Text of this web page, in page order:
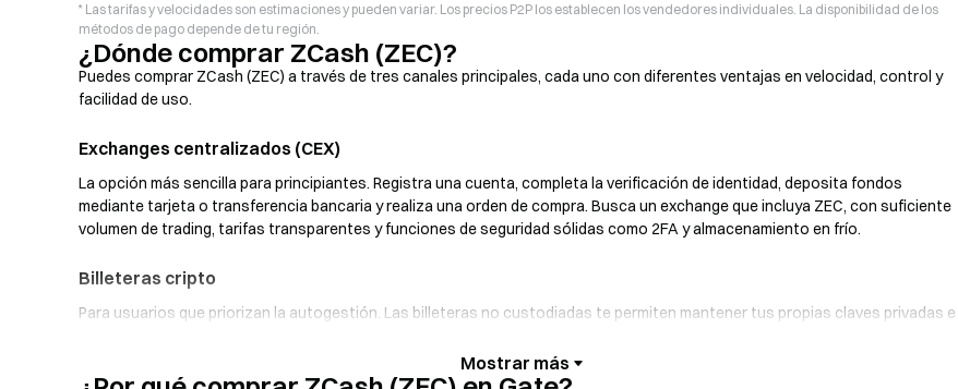
* Las tarifas y velocidades son estimaciones y pueden variar. Los precios P2P los establecen los vendedores individuales. La disponibilidad de los
métodos de pago depende de tu región.
¿Dónde comprar ZCash (ZEC)?
Puedes comprar ZCash (ZEC) a través de tres canales principales, cada uno con diferentes ventajas en velocidad, control y
facilidad de uso.
Exchanges centralizados (CEX)
La opción más sencilla para principiantes. Registra una cuenta, completa la verificación de identidad, deposita fondos
mediante tarjeta o transferencia bancaria y realiza una orden de compra. Busca un exchange que incluya ZEC, con suficiente
volumen de trading, tarifas transparentes y funciones de seguridad sólidas como 2FA y almacenamiento en frío.
Billeteras cripto
Para usuarios que priorizan la autogestión. Las billeteras no custodiadas te permiten mantener tus propias claves privadas e
fiat, que te permite comprar ZEC con tarjeta de crédito sin pasar primero por un exchange. Asegúrate de respaldar bajo seguro
tu frase semilla y verifica las direcciones de los contratos antes de confirmar cualquier transacción.